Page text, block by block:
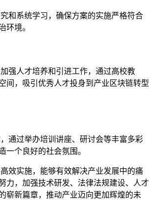
和系统学习，确保方案的实施严格符合
环境。
强人才培养和引进工作，通过高校教
间，吸引优秀人才投身到产业区块链转型
通过举办培训讲座、研讨会等丰富多彩
个良好的社会氛围。
效实施，能够有效解决产业发展中的痛
力，加强技术研发、法律法规建设、人才
崭新篇章，推动产业迈向更加辉煌的未